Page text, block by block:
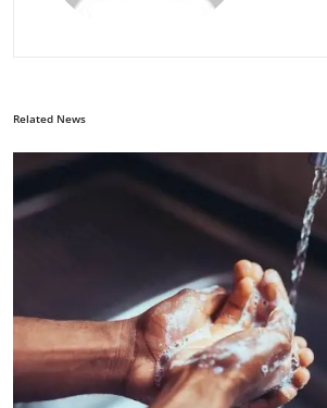
Related News